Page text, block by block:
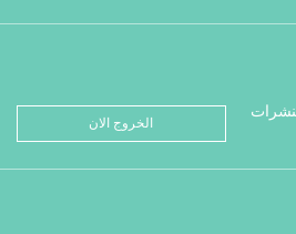
الخروج الان